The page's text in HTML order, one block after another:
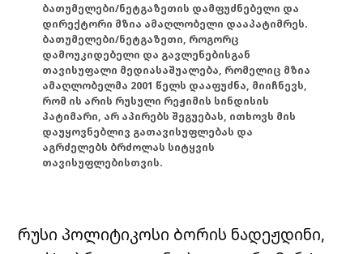
ბათუმელები/ნეტგაზეთის დამფუძნებელი და
დირექტორი მზია ამაღლობელი დააპატიმრეს.
ბათუმელები/ნეტგაზეთი, როგორც
დამოუკიდებელი და გავლენებისგან
თავისუფალი მედიასაშუალება, რომელიც მზია
ამაღლობელმა 2001 წელს დააფუძნა, მიიჩნევს,
რომ ის არის რუსული რეჟიმის სინდისის
პატიმარი, არ აპირებს შეგუებას, ითხოვს მის
დაუყოვნებლივ გათავისუფლებას და
აგრძელებს ბრძოლას სიტყვის
თავისუფლებისთვის.
რუსი პოლიტიკოსი ბორის ნადეჟდინი,